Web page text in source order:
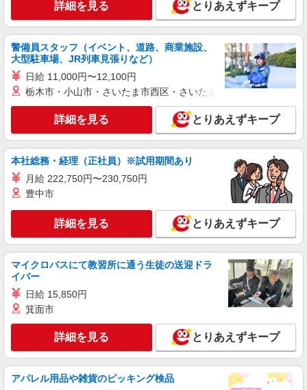
ライフ南台店（店舗コード640）
鮮魚
時給1,270円以上
ライフ南台店 東京都中野区南台2-51-7
キープ 詳細を見る
アルバイト
ライフ東中野店（店舗コード842）
ライフ東中野店 東京都中野区東中野3-9-7
キープ 詳細を見る
ライフ東中野店（店舗コード842）
時給1,265円
ライフ東中野店 東京都中野区東中野3-9-7
キープ 詳細を見る
詳細を見る とりあえずキープ
警備員スタッフ（イベント、道路、商業施設、
大型駐車場、JR列車見張りなど）
日給 11,000円〜12,100円
栃木市・小山市・さいたま市西区・さいたま市岩槻区・久喜市・
詳細を見る とりあえずキープ
本社総務・経理（正社員）※試用期間あり
月給 222,750円〜230,750円
豊中市
詳細を見る とりあえずキープ
マイクロバスにて教習所に通う生徒の送迎ドラ
イバー
日給 15,850円
箕面市
詳細を見る とりあえずキープ
アパレル用品や雑貨のピッキング検品